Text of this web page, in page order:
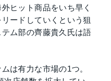
ヒット商品をいち早く
ードしていくという狙
ム部の齊藤貴久氏は語
は有力な市場の1つ。